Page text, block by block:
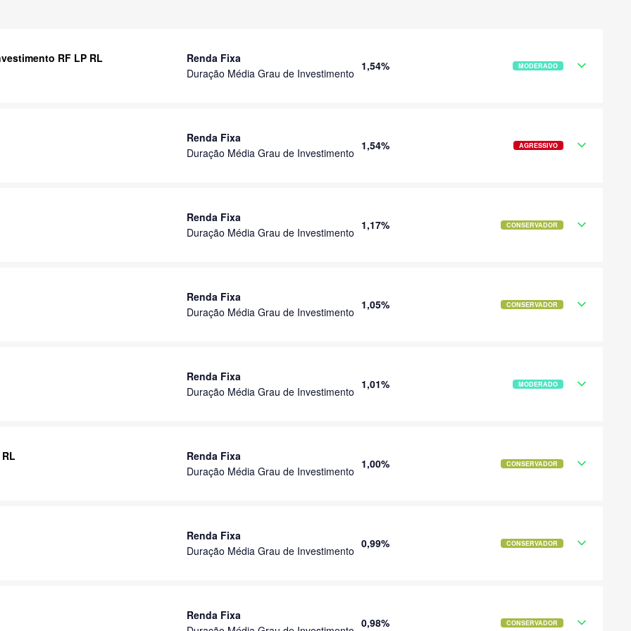
RF LP RL
Renda Fixa
Duração Média Grau de Investimento
1,54% MODERADO
Renda Fixa
Duração Média Grau de Investimento
1,54% AGRESSIVO
Renda Fixa
Duração Média Grau de Investimento
1,17% CONSERVADOR
Renda Fixa
Duração Média Grau de Investimento
1,05% CONSERVADOR
Renda Fixa
Duração Média Grau de Investimento
1,01% MODERADO
Renda Fixa
Duração Média Grau de Investimento
1,00% CONSERVADOR
Renda Fixa
Duração Média Grau de Investimento
0,99% CONSERVADOR
Renda Fixa
0,98% CONSERVADOR